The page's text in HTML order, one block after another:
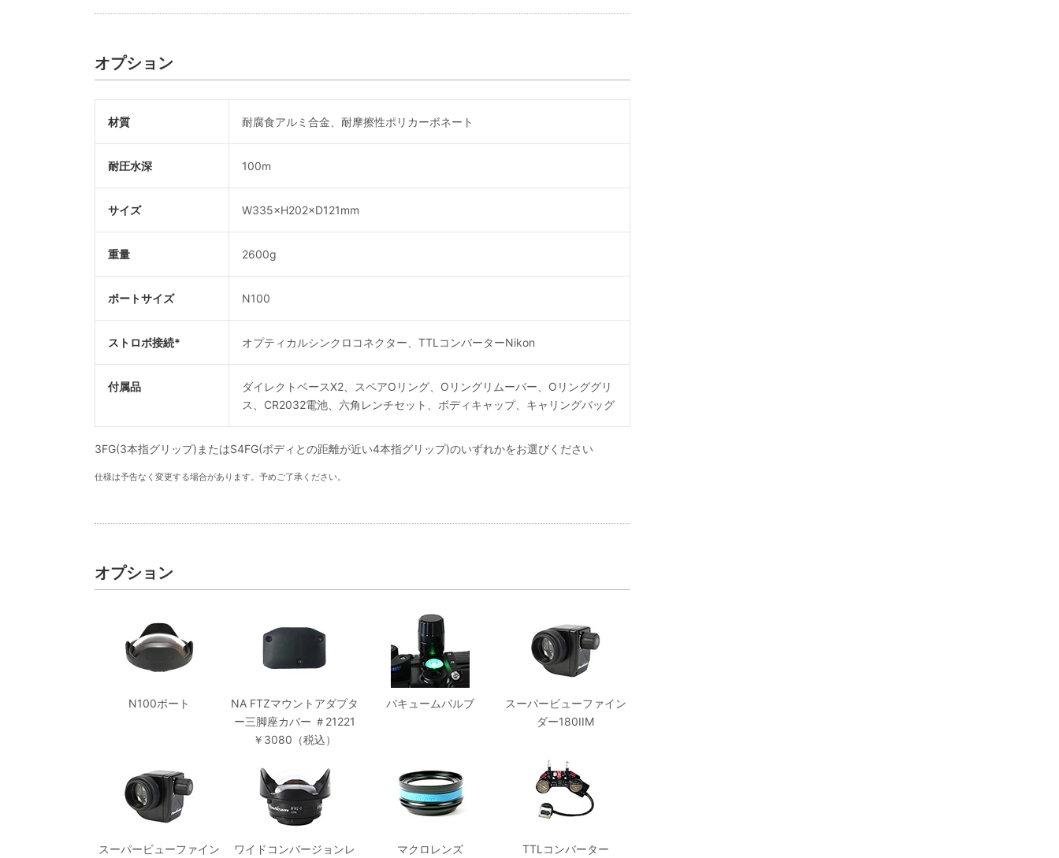
オプション
材質 耐腐食アルミ合金、耐摩擦性ポリカーボネート
耐圧水深 100m
サイズ W335×H202×D121mm
重量 2600g
ポートサイズ N100
ストロボ接続* オプティカルシンクロコネクター、TTLコンバーターNikon
付属品
ダイレクトベースX2、スペアOリング、Oリングリムーバー、Oリンググリ
ス、CR2032電池、六角レンチセット、ボディキャップ、キャリングバッグ
3FG(3本指グリップ)またはS4FG(ボディとの距離が近い4本指グリップ)のいずれかをお選びください
仕様は予告なく変更する場合があります。予めご了承ください。
オプション
N100ポート
NA FTZマウントアダプタ
ー三脚座カバー ＃21221
￥3080（税込）
バキュームバルブ
スーパービューファイン
ダー180IIM
スーパービューファイン ワイドコンバージョンレ マクロレンズ TTLコンバーター